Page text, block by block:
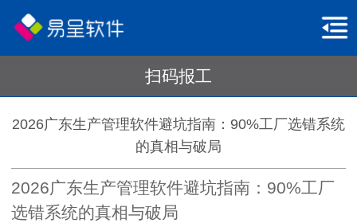
扫码报工
2026广东生产管理软件避坑指南：90%工厂选错系统
的真相与破局
2026广东生产管理软件避坑指南：90%工厂
选错系统的真相与破局